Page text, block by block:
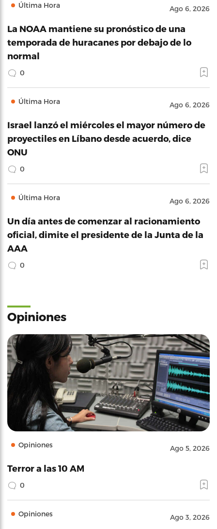
Última Hora Ago 6, 2026
La NOAA mantiene su pronóstico de una
temporada de huracanes por debajo de lo
normal
0
Última Hora Ago 6, 2026
Israel lanzó el miércoles el mayor número de
proyectiles en Líbano desde acuerdo, dice
ONU
0
Última Hora Ago 6, 2026
Un día antes de comenzar al racionamiento
oficial, dimite el presidente de la Junta de la
AAA
0
Opiniones
Opiniones Ago 5, 2026
Terror a las 10 AM
0
Opiniones Ago 3, 2026